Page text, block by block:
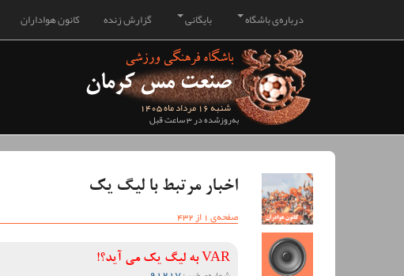
کانون هواداران گزارش زنده بایگانی درباره‌ی باشگاه
شنبه 16 مرداد ماه 1405
به‌روزشده در 3 ساعت قبل
اخبار مرتبط با لیگ یک
صفحه‌ی 1 از 432
VAR به لیگ یک می آید؟!